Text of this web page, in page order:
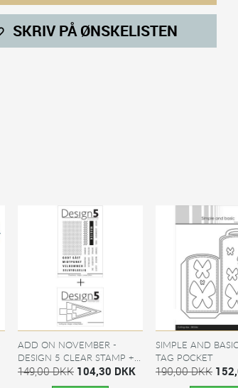
SKRIV PÅ ØNSKELISTEN
ADD ON NOVEMBER -
DESIGN 5 CLEAR STAMP +...
149,00 DKK 104,30 DKK
SIMPLE AND
TAG POCKET
190,00 DKK